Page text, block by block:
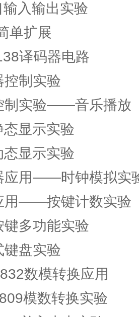
入输出实验
单扩展
译码器电路
控制实验
制实验——音乐播放
显示实验
显示实验
应用——时钟模拟实
用——按键计数实验
多功能实验
盘实验
数模转换应用
模数转换实验